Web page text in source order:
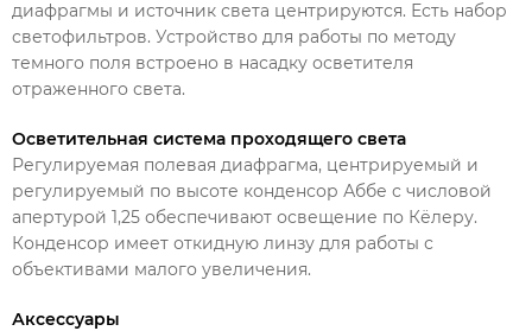
диафрагмы и источник света центрируются. Есть набор
светофильтров. Устройство для работы по методу
темного поля встроено в насадку осветителя
отраженного света.
Осветительная система проходящего света
Регулируемая полевая диафрагма, центрируемый и
регулируемый по высоте конденсор Аббе с числовой
апертурой 1,25 обеспечивают освещение по Кёлеру.
Конденсор имеет откидную линзу для работы с
объективами малого увеличения.
Аксессуары